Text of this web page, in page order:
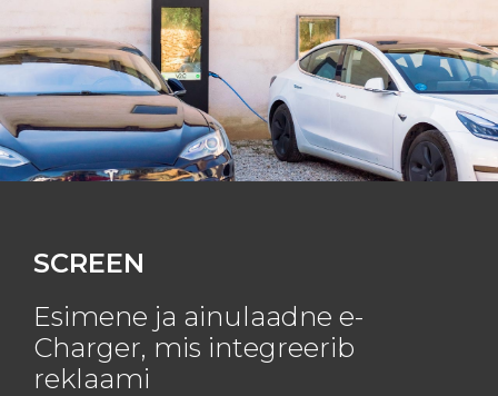
SCREEN
Esimene ja ainulaadne e-
Charger, mis integreerib
reklaami